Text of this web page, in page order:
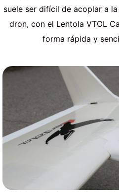
suele ser difícil de acoplar a
dron, con el Lentola VTOL
forma rápida y